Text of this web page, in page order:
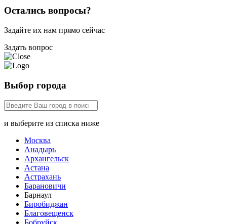
Остались вопросы?
Задайте их нам прямо сейчас
Задать вопрос
Выбор города
и выберите из списка ниже
Москва
Анадырь
Архангельск
Астана
Астрахань
Барановичи
Барнаул
Биробиджан
Благовещенск